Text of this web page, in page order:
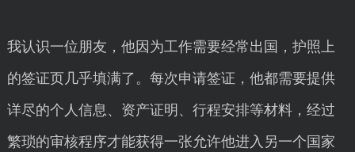
我认识一位朋友，他因为工作需要经常出国，护照上
的签证页几乎填满了。每次申请签证，他都需要提供
详尽的个人信息、资产证明、行程安排等材料，经过
繁琐的审核程序才能获得一张允许他进入另一个国家